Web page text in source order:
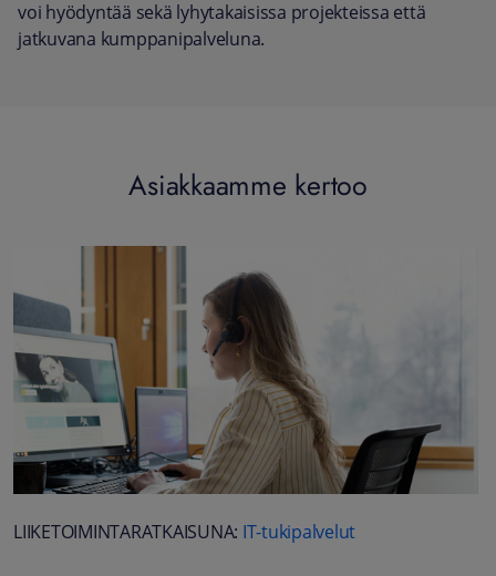
voi hyödyntää sekä lyhytakaisissa projekteissa että
jatkuvana kumppanipalveluna.
Asiakkaamme kertoo
LIIKETOIMINTARATKAISUNA: IT-tukipalvelut